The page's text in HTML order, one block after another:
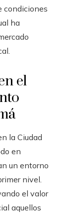
condiciones
ha
el
la Ciudad
en
un entorno
nivel.
el valor
aquellos